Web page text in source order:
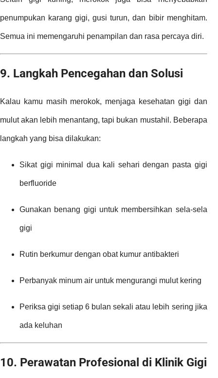
penumpukan karang gigi, gusi turun, dan bibir menghitam.
Semua ini memengaruhi penampilan dan rasa percaya diri.
9. Langkah Pencegahan dan Solusi
Kalau kamu masih merokok, menjaga kesehatan gigi dan
mulut akan lebih menantang, tapi bukan mustahil. Beberapa
langkah yang bisa dilakukan:
Sikat gigi minimal dua kali sehari dengan pasta gigi
berfluoride
Gunakan benang gigi untuk membersihkan sela-sela
gigi
Rutin berkumur dengan obat kumur antibakteri
Perbanyak minum air untuk mengurangi mulut kering
Periksa gigi setiap 6 bulan sekali atau lebih sering jika
ada keluhan
10. Perawatan Profesional di Klinik Gigi